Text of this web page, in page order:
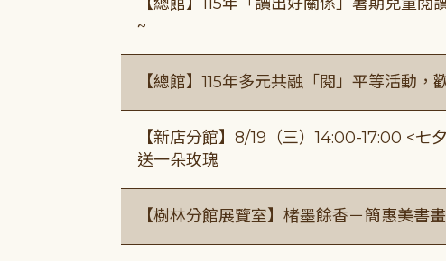
~
【總館】115年多元共融「閱」平等活動，
【新店分館】8/19（三）14:00-17:00 <七
送一朵玫瑰
【樹林分館展覽室】楮墨餘香－簡惠美書